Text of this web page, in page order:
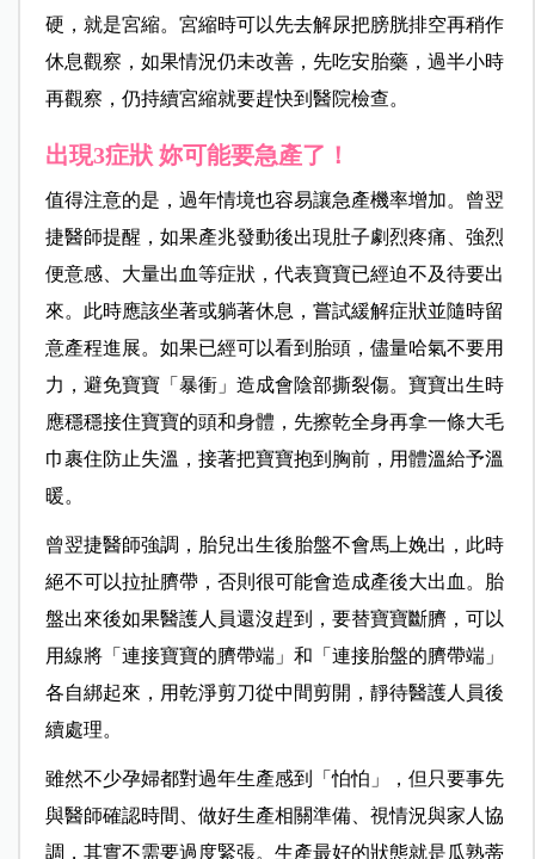
硬，就是宮縮。宮縮時可以先去解尿把膀胱排空再稍作
休息觀察，如果情況仍未改善，先吃安胎藥，過半小時
再觀察，仍持續宮縮就要趕快到醫院檢查。
出現3症狀 妳可能要急產了！
值得注意的是，過年情境也容易讓急產機率增加。曾翌
捷醫師提醒，如果產兆發動後出現肚子劇烈疼痛、強烈
便意感、大量出血等症狀，代表寶寶已經迫不及待要出
來。此時應該坐著或躺著休息，嘗試緩解症狀並隨時留
意產程進展。如果已經可以看到胎頭，儘量哈氣不要用
力，避免寶寶「暴衝」造成會陰部撕裂傷。寶寶出生時
應穩穩接住寶寶的頭和身體，先擦乾全身再拿一條大毛
巾裹住防止失溫，接著把寶寶抱到胸前，用體溫給予溫
暖。
曾翌捷醫師強調，胎兒出生後胎盤不會馬上娩出，此時
絕不可以拉扯臍帶，否則很可能會造成產後大出血。胎
盤出來後如果醫護人員還沒趕到，要替寶寶斷臍，可以
用線將「連接寶寶的臍帶端」和「連接胎盤的臍帶端」
各自綁起來，用乾淨剪刀從中間剪開，靜待醫護人員後
續處理。
雖然不少孕婦都對過年生產感到「怕怕」，但只要事先
與醫師確認時間、做好生產相關準備、視情況與家人協
調，其實不需要過度緊張。生產最好的狀態就是瓜熟蒂